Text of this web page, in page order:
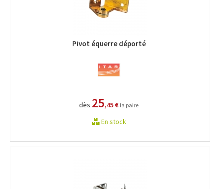
Pivot équerre déporté
dès 25,45 € la paire
En stock